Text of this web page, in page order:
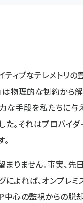
ティブなテレメトリの
は物理的な制約から
な手段を私たちに与
た。それはプロバイ
まりません。事実、先
よれば、オンプレミ
中心の監視からの脱